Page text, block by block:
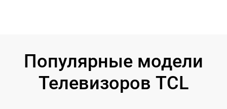
Популярные модели
Телевизоров TCL